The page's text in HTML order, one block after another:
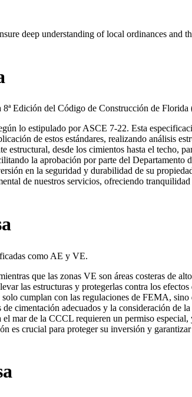
deep understanding of local ordinances and
8ª Edición del Código de Construcción de
lo estipulado por ASCE 7-22. Esta
de estos estándares, realizando análisis
estructural, desde los cimientos hasta el techo,
la aprobación por parte del Departamento
en la seguridad y durabilidad de su
de nuestros servicios, ofreciendo
como AE y VE.
que las zonas VE son áreas costeras de
las estructuras y protegerlas contra los
cumplan con las regulaciones de FEMA,
cimentación adecuados y la consideración de
mar de la CCCL requieren un permiso especial,
es crucial para proteger su inversión y